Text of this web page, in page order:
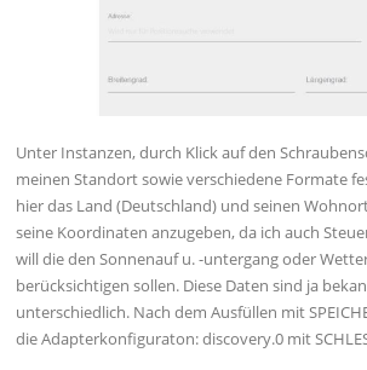
Unter Instanzen, durch Klick auf den
meinen Standort sowie verschiedene Formate
hier das Land (Deutschland) und seinen
seine Koordinaten anzugeben, da ich auch
will die den Sonnenauf u. -untergang oder
berücksichtigen sollen. Diese Daten sind ja
unterschiedlich. Nach dem Ausfüllen mit
die Adapterkonfiguraton: discovery.0 mit